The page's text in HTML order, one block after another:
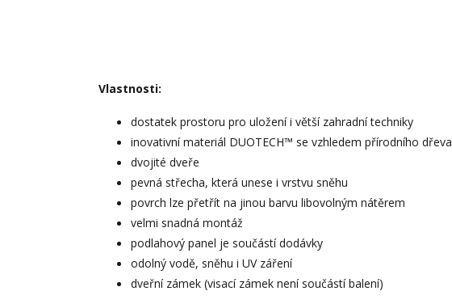
Vlastnosti:
dostatek prostoru pro uložení i větší zahradní techniky
inovativní materiál DUOTECH™ se vzhledem přírodního dřeva
dvojité dveře
pevná střecha, která unese i vrstvu sněhu
povrch lze přetřít na jinou barvu libovolným nátěrem
velmi snadná montáž
podlahový panel je součástí dodávky
odolný vodě, sněhu i UV záření
dveřní zámek (visací zámek není součástí balení)